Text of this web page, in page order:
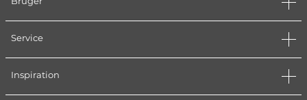
Service
Inspiration